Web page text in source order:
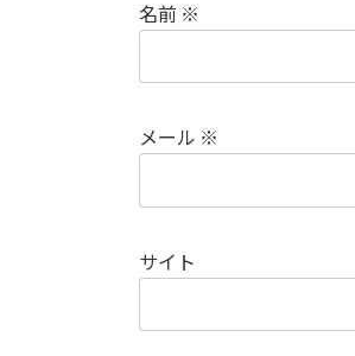
名前 ※
メール ※
サイト